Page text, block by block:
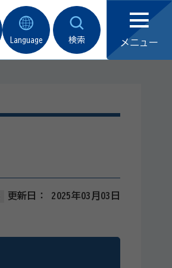
メニュー
検索
Language
更新日： 2025年03月03日